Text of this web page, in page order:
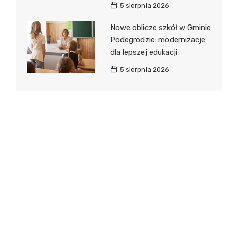
5 sierpnia 2026
Nowe oblicze szkół w Gminie
Podegrodzie: modernizacje
dla lepszej edukacji
5 sierpnia 2026